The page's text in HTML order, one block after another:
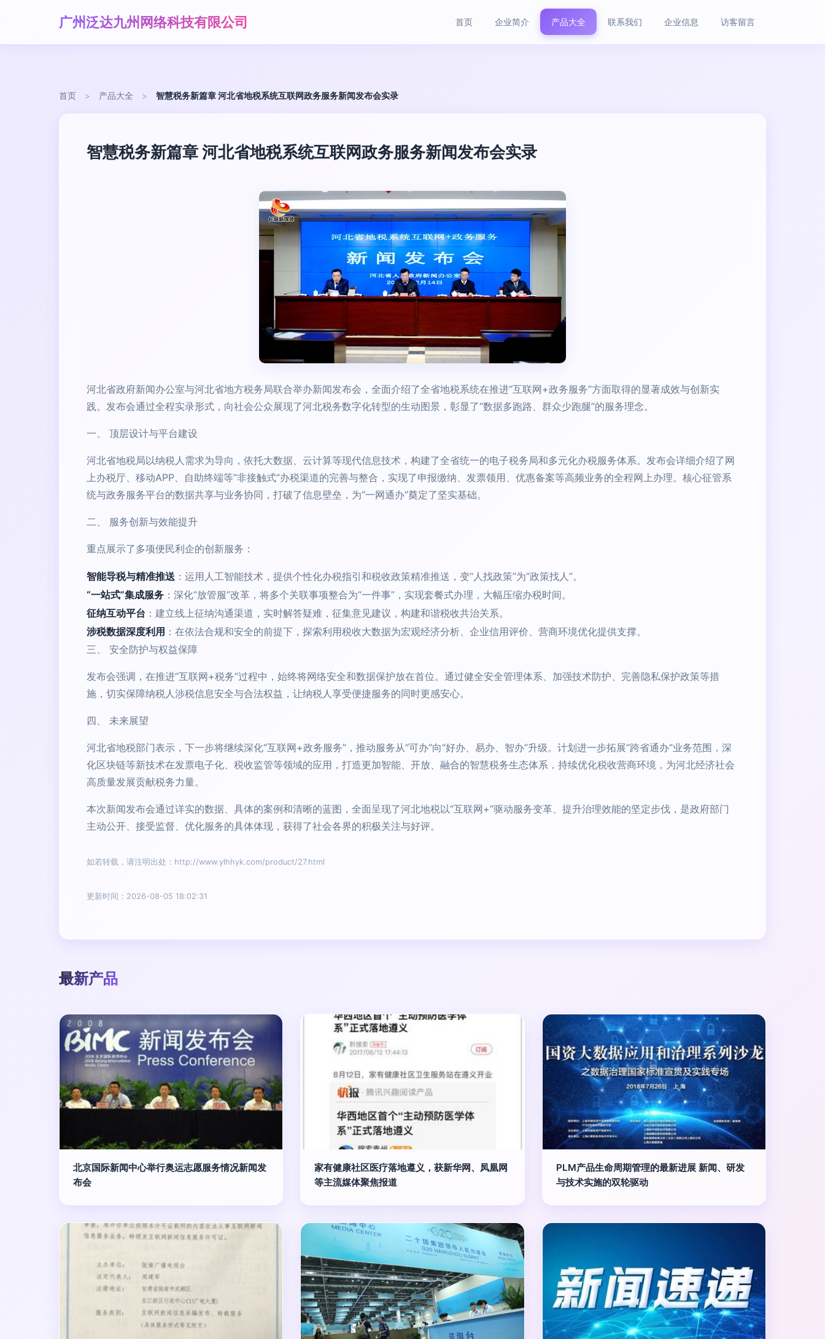
广州泛达九州网络科技有限公司 首页 企业简介 产品大全 联系我们 企业信息 访客留言
首页 > 产品大全 > 智慧税务新篇章 河北省地税系统互联网政务服务新闻发布会实录
智慧税务新篇章 河北省地税系统互联网政务服务新闻发布会实录
河北省政府新闻办公室与河北省地方税务局联合举办新闻发布会，全面介绍了全省地税系统在推进“互联网+政务服务”方面取得的显著成效与创新实
践。发布会通过全程实录形式，向社会公众展现了河北税务数字化转型的生动图景，彰显了“数据多跑路、群众少跑腿”的服务理念。
一、 顶层设计与平台建设
河北省地税局以纳税人需求为导向，依托大数据、云计算等现代信息技术，构建了全省统一的电子税务局和多元化办税服务体系。发布会详细介绍了网
上办税厅、移动APP、自助终端等“非接触式”办税渠道的完善与整合，实现了申报缴纳、发票领用、优惠备案等高频业务的全程网上办理。核心征管系
统与政务服务平台的数据共享与业务协同，打破了信息壁垒，为“一网通办”奠定了坚实基础。
二、 服务创新与效能提升
重点展示了多项便民利企的创新服务：
智能导税与精准推送 ：运用人工智能技术，提供个性化办税指引和税收政策精准推送，变“人找政策”为“政策找人”。
“一站式”集成服务 ：深化“放管服”改革，将多个关联事项整合为“一件事”，实现套餐式办理，大幅压缩办税时间。
征纳互动平台 ：建立线上征纳沟通渠道，实时解答疑难，征集意见建议，构建和谐税收共治关系。
涉税数据深度利用 ：在依法合规和安全的前提下，探索利用税收大数据为宏观经济分析、企业信用评价、营商环境优化提供支撑。
三、 安全防护与权益保障
发布会强调，在推进“互联网+税务”过程中，始终将网络安全和数据保护放在首位。通过健全安全管理体系、加强技术防护、完善隐私保护政策等措
施，切实保障纳税人涉税信息安全与合法权益，让纳税人享受便捷服务的同时更感安心。
四、 未来展望
河北省地税部门表示，下一步将继续深化“互联网+政务服务”，推动服务从“可办”向“好办、易办、智办”升级。计划进一步拓展“跨省通办”业务范围，深
化区块链等新技术在发票电子化、税收监管等领域的应用，打造更加智能、开放、融合的智慧税务生态体系，持续优化税收营商环境，为河北经济社会
高质量发展贡献税务力量。
本次新闻发布会通过详实的数据、具体的案例和清晰的蓝图，全面呈现了河北地税以“互联网+”驱动服务变革、提升治理效能的坚定步伐，是政府部门
主动公开、接受监督、优化服务的具体体现，获得了社会各界的积极关注与好评。
如若转载，请注明出处：http://www.ylhhyk.com/product/27.html
更新时间：2026-08-05 18:02:31
最新产品
北京国际新闻中心举行奥运志愿服务情况新闻发
布会
家有健康社区医疗落地遵义，获新华网、凤凰网
等主流媒体聚焦报道
PLM产品生命周期管理的最新进展 新闻、研发
与技术实施的双轮驱动